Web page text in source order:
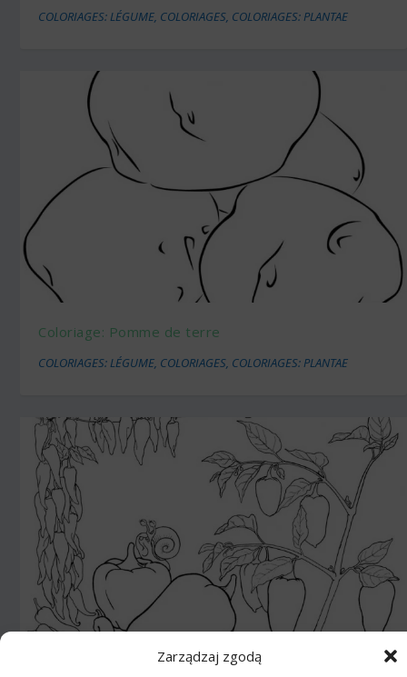
Zarządzaj zgodą
COLORIAGES: LÉGUME, COLORIAGES, COLORIAGES: PLANTAE
Coloriage: Pomme de terre
COLORIAGES: LÉGUME, COLORIAGES, COLORIAGES: PLANTAE